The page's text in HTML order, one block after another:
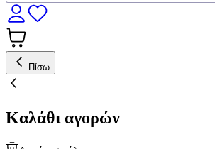
Πίσω
Καλάθι αγορών